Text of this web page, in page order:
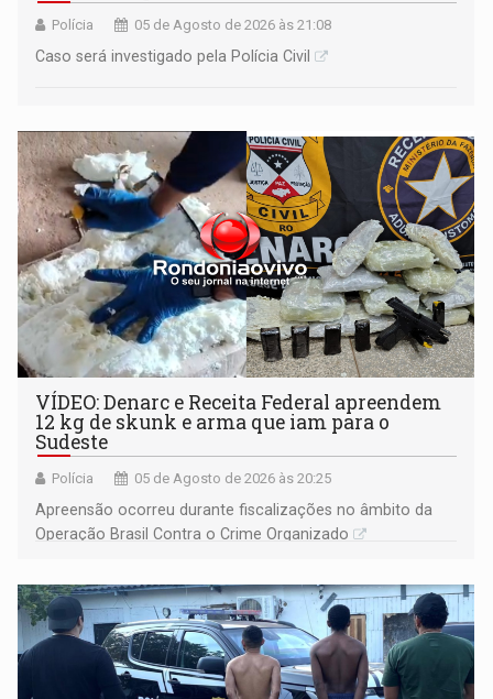
Polícia 05 de Agosto de 2026 às 21:08
Caso será investigado pela Polícia Civil
VÍDEO: Denarc e Receita Federal apreendem
12 kg de skunk e arma que iam para o
Sudeste
Polícia 05 de Agosto de 2026 às 20:25
Apreensão ocorreu durante fiscalizações no âmbito da
Operação Brasil Contra o Crime Organizado